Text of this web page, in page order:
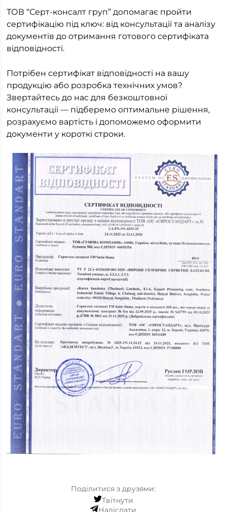
ТОВ “Серт-консалт груп” допомагає пройти
сертифікацію під ключ: від консультації та аналізу
документів до отримання готового сертифіката
відповідності.
Потрібен сертифікат відповідності на вашу
продукцію або розробка технічних умов?
Звертайтесь до нас для безкоштовної
консультації — підберемо оптимальне рішення,
розрахуємо вартість і допоможемо оформити
документи у короткі строки.
Поділитися з друзями:
Твітнути
Надіслати